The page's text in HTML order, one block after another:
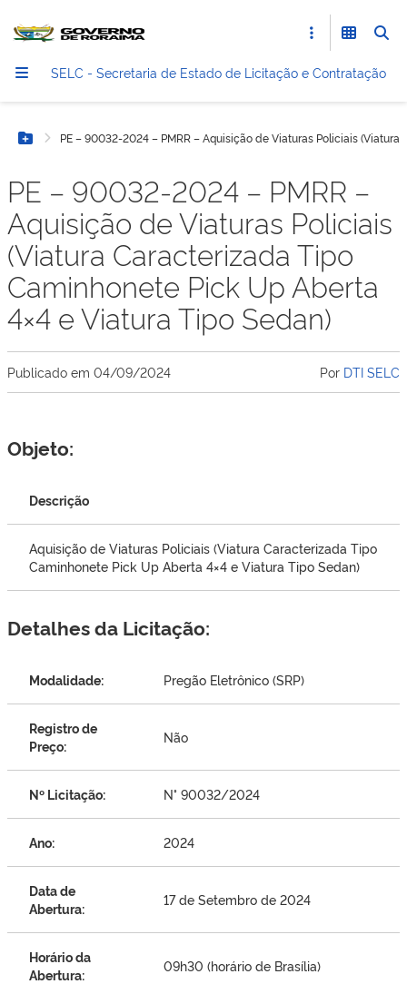
SELC - Secretaria de Estado de Licitação e Contratação
Botão Menu
PE – 90032-2024 – PMRR – Aquisição de Viaturas Policiais
PE – 90032-2024 – PMRR –
Aquisição de Viaturas Policiais
(Viatura Caracterizada Tipo
Caminhonete Pick Up Aberta
4×4 e Viatura Tipo Sedan)
Publicado em 04/09/2024 Por DTI SELC
Objeto:
Descrição
Aquisição de Viaturas Policiais (Viatura Caracterizada Tipo
Caminhonete Pick Up Aberta 4×4 e Viatura Tipo Sedan)
Detalhes da Licitação:
Modalidade: Pregão Eletrônico (SRP)
Registro de
Preço:
Não
Nº Licitação: N° 90032/2024
Ano: 2024
Data de
Abertura:
17 de Setembro de 2024
Horário da
Abertura:
09h30 (horário de Brasília)